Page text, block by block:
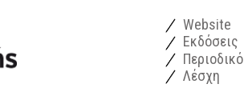
Website
Εκδόσεις
Περιοδικό
Λέσχη